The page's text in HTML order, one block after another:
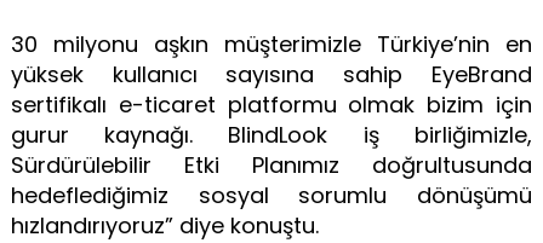
30 milyonu aşkın müşterimizle Türkiye’nin en
yüksek kullanıcı sayısına sahip EyeBrand
sertifikalı e-ticaret platformu olmak bizim için
gurur kaynağı. BlindLook iş birliğimizle,
Sürdürülebilir Etki Planımız doğrultusunda
hedeflediğimiz sosyal sorumlu dönüşümü
hızlandırıyoruz” diye konuştu.